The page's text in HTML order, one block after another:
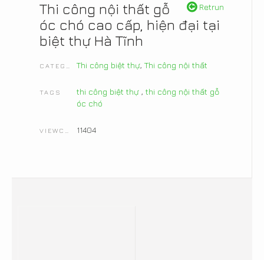
Retrun
Thi công nội thất gỗ
óc chó cao cấp, hiện đại tại
biệt thự Hà Tĩnh
Thi công biệt thự, Thi công nội thất
TAGS thi công biệt thự, thi công nội thất gỗ
óc chó
11404